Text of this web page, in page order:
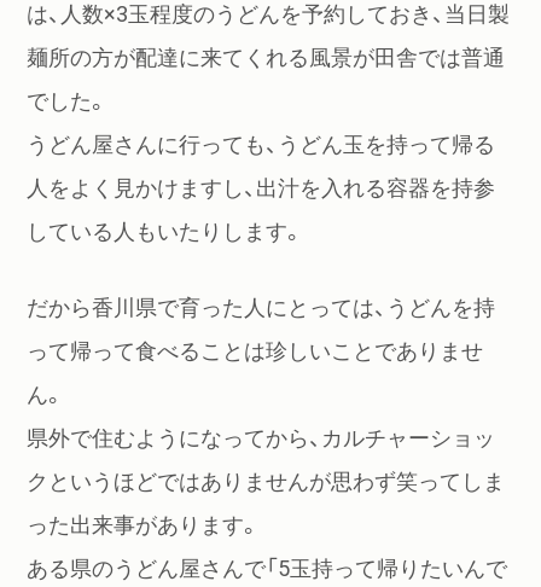
は、人数×3玉程度のうどんを予約しておき、当日製
麺所の方が配達に来てくれる風景が田舎では普通
でした。
うどん屋さんに行っても、うどん玉を持って帰る
人をよく見かけますし、出汁を入れる容器を持参
している人もいたりします。
だから香川県で育った人にとっては、うどんを持
って帰って食べることは珍しいことでありませ
ん。
県外で住むようになってから、カルチャーショッ
クというほどではありませんが思わず笑ってしま
った出来事があります。
ある県のうどん屋さんで「5玉持って帰りたいんで